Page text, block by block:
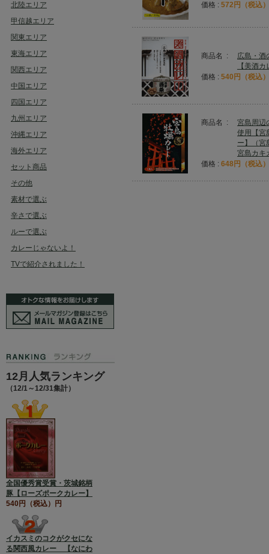
北陸エリア
甲信越エリア
関東エリア
東海エリア
関西エリア
中国エリア
四国エリア
九州エリア
沖縄エリア
海外エリア
セット商品
その他
素材で選ぶ
辛さで選ぶ
ルーで選ぶ
カレーじゃないよ！
TVで紹介されました！
12月人気ランキング
（12/1～12/31集計）
全国優秀賞受賞・茨城銘柄
豚【ローズポークカレー】
540円（税込）円
イカスミのコクがクセにな
る関西風カレー 【なにわ
価格 : 572円（税込）
商品名 :
広島・酒
【美酒
価格 : 540円（税込）
商品名 :
宮島周辺
使用【宮
ー】（宮
宮島カキ
価格 : 648円（税込）